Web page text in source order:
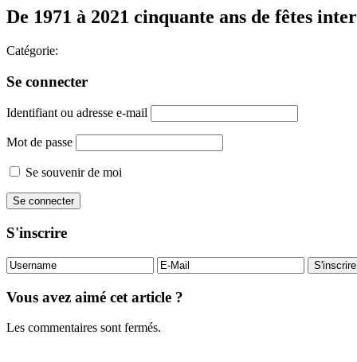
De 1971 à 2021 cinquante ans de fêtes
Catégorie:
Se connecter
Identifiant ou adresse e-mail
Mot de passe
Se souvenir de moi
S'inscrire
Vous avez aimé cet article ?
Les commentaires sont fermés.